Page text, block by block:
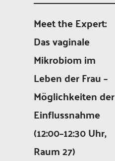
Meet the Expert:
Das vaginale
Mikrobiom im
Leben der Frau –
Möglichkeiten der
Einflussnahme
(12:00–12:30 Uhr,
Raum 27)